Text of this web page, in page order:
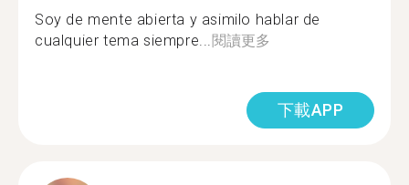
Soy de mente abierta y asimilo hablar de
cualquier tema siempre...閱讀更多
下載APP